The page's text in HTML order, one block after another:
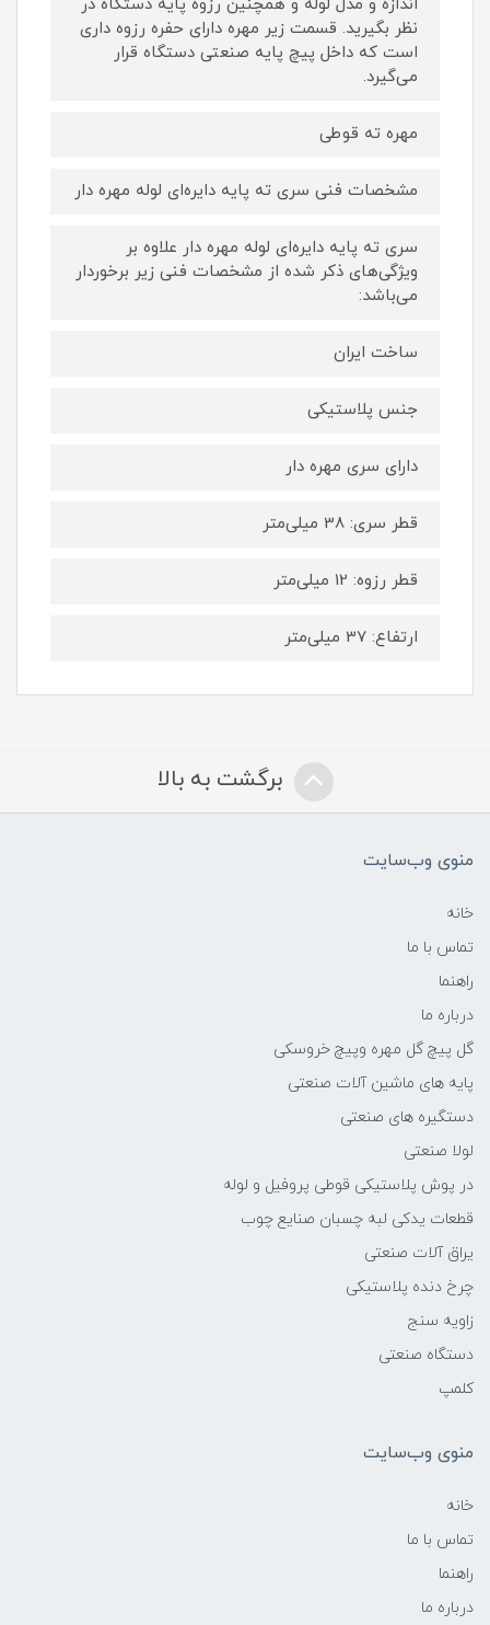
اندازه و مدل لوله و همچنین رزوه پایه دستگاه در
نظر بگیرید. قسمت زیر مهره دارای حفره رزوه داری
است که داخل پیچ پایه صنعتی دستگاه قرار
می‌گیرد.
مهره ته قوطی
مشخصات فنی سری ته پایه دایره‌ای لوله مهره دار
سری ته پایه دایره‌ای لوله مهره دار علاوه بر
ویژگی‌های ذکر شده از مشخصات فنی زیر برخوردار
می‌باشد:
ساخت ایران
جنس پلاستیکی
دارای سری مهره دار
قطر سری: 38 میلی‌متر
قطر رزوه: 12 میلی‌متر
ارتفاع: 37 میلی‌متر
برگشت به بالا
منوی وب‌سایت
خانه
تماس با ما
راهنما
درباره ما
گل پیچ گل مهره وپیچ خروسکی
پایه های ماشین آلات صنعتی
دستگیره های صنعتی
لولا صنعتی
در پوش پلاستیکی قوطی پروفیل و لوله
قطعات یدکی لبه چسبان صنایع چوب
یراق آلات صنعتی
چرخ دنده پلاستیکی
زاویه سنج
دستگاه صنعتی
کلمپ
منوی وب‌سایت
خانه
تماس با ما
راهنما
درباره ما